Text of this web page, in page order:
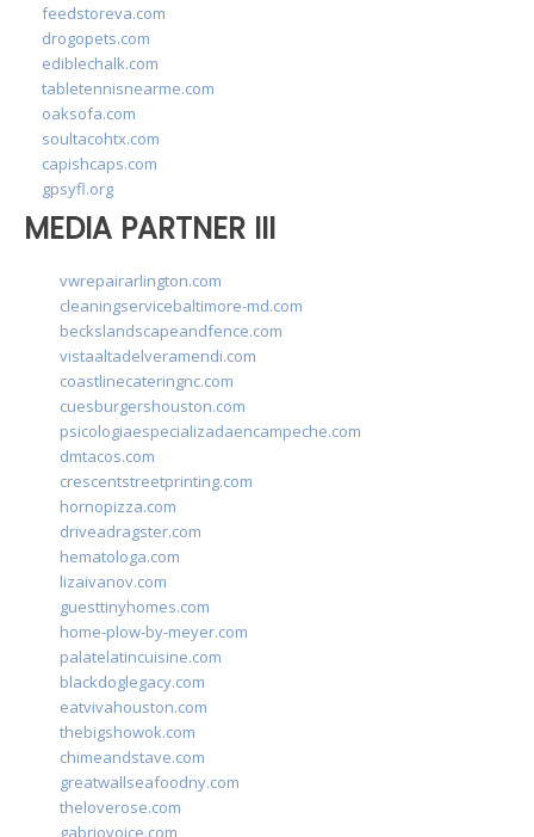
feedstoreva.com
drogopets.com
ediblechalk.com
tabletennisnearme.com
oaksofa.com
soultacohtx.com
capishcaps.com
gpsyfl.org
MEDIA PARTNER III
vwrepairarlington.com
cleaningservicebaltimore-md.com
beckslandscapeandfence.com
vistaaltadelveramendi.com
coastlinecateringnc.com
cuesburgershouston.com
psicologiaespecializadaencampeche.com
dmtacos.com
crescentstreetprinting.com
hornopizza.com
driveadragster.com
hematologa.com
lizaivanov.com
guesttinyhomes.com
home-plow-by-meyer.com
palatelatincuisine.com
blackdoglegacy.com
eatvivahouston.com
thebigshowok.com
chimeandstave.com
greatwallseafoodny.com
theloverose.com
gabriovoice.com